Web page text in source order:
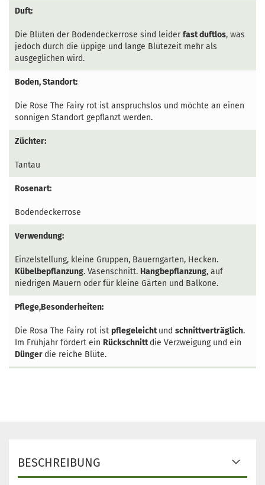
Duft:
Die Blüten der Bodendeckerrose sind leiderfast duftlos, was
jedoch durch die üppige und lange Blütezeit mehr als
ausgeglichen wird.
Boden, Standort:
Die Rose The Fairy rot ist anspruchslos und möchte an einen
sonnigen Standort gepflanzt werden.
Züchter:
Tantau
Rosenart:
Bodendeckerrose
Verwendung:
Einzelstellung, kleine Gruppen, Bauerngarten, Hecken.
Kübelbepflanzung. Vasenschnitt. Hangbepflanzung, auf
niedrigen Mauern oder für kleine Gärten und Balkone.
Pflege,Besonderheiten:
Die Rosa The Fairy rot ist pflegeleichtund schnittverträglich.
Im Frühjahr fördert ein Rückschnittdie Verzweigung und ein
Dünger die reiche Blüte.
BESCHREIBUNG